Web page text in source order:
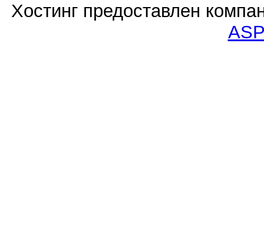
Хостинг предоставлен